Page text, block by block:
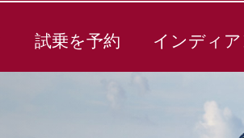
試乗を予約 インディ